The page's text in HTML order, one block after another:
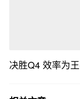
决胜Q4 效率为